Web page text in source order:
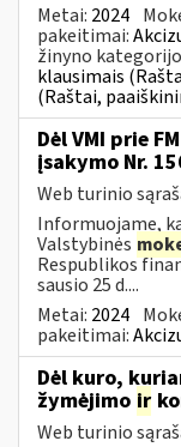
Metai: 2024
pakeitimai:
žinyno
klausimais
(Raštai,
Dėl VMI prie
įsakymo Nr.
Web turinio
Informuojame,
Valstybinės
Respublikos
sausio 25 d....
Metai: 2024
pakeitimai:
Dėl kuro,
žymėjimo ir
Web turinio